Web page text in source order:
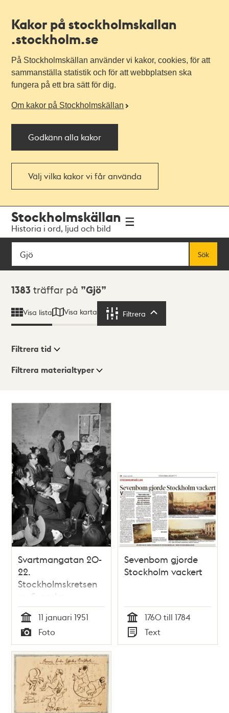
Kakor på stockholmskallan
.stockholm.se
På Stockholmskällan använder vi kakor, cookies, för att
sammanställa statistik och för att webbplatsen ska
fungera på ett bra sätt för dig.
Om kakor på Stockholmskällan
Godkänn alla kakor
Välj vilka kakor vi får använda
navigationen
huvudinnehållet
Stockholmskällan
Historia i ord, ljud och bild
Sök
Sök
Sökresultat
1383 träffar på Gjö
Visa lista Visa karta Filtrera
Visningsläge
Karta
Filtrera tid
Filtrera materialtyper
Svartmangatan 20-
22.
Stockholmskretsen
av Svenska
fotografernas
förbund
sammanträder i
Storkyrkoskolans
källarlokal. Kvällens
tema är Reseafton,
där fotografer
berättar om resor
de gjort i tjänsten
Tid
11 januari 1951
Typ
Foto
Sevenbom gjorde
Stockholm vackert
Tid
1760 till 1784
Typ
Text